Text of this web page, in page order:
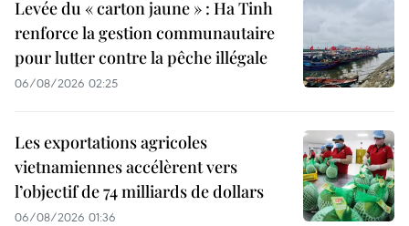
Levée du « carton jaune » : Ha Tinh
renforce la gestion communautaire
pour lutter contre la pêche illégale
06/08/2026 02:25
Les exportations agricoles
vietnamiennes accélèrent vers
l’objectif de 74 milliards de dollars
06/08/2026 01:36